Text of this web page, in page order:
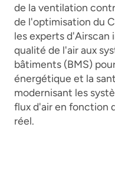
de la ventilation
de l'optimisation du
les experts d'Airscan
qualité de l'air aux
bâtiments (BMS)
énergétique et la
modernisant les
flux d'air en fonction
réel.